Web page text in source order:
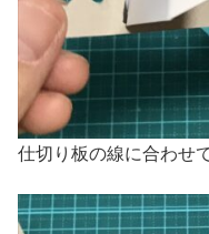
仕切り板の線に合わせ